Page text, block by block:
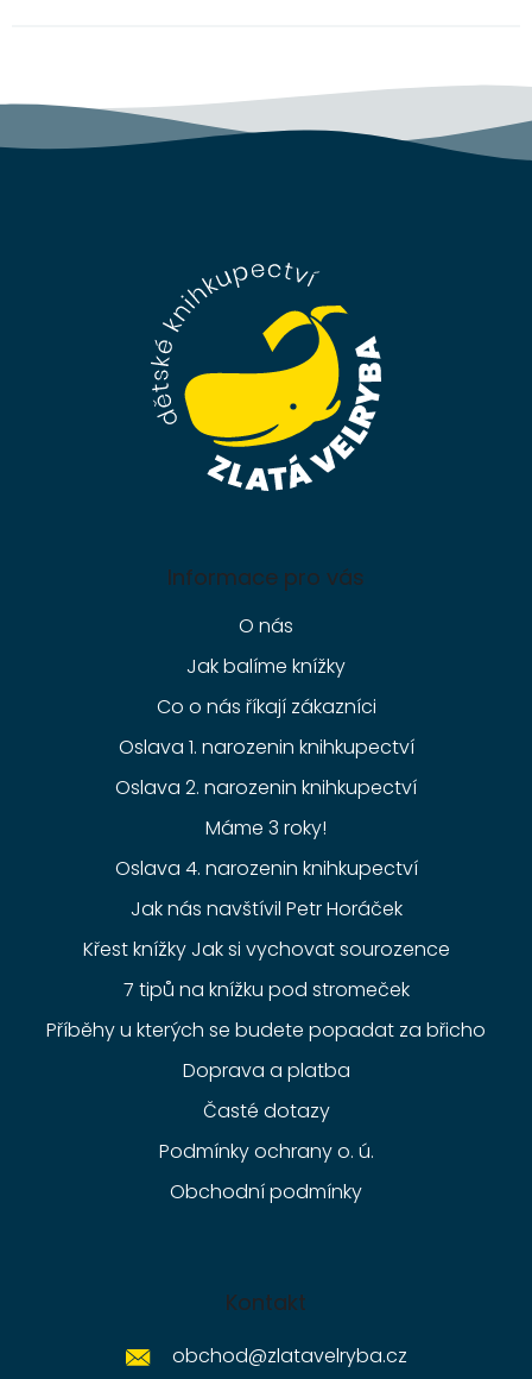
Informace pro vás
O nás
Jak balíme knížky
Co o nás říkají zákazníci
Oslava 1. narozenin knihkupectví
Oslava 2. narozenin knihkupectví
Máme 3 roky!
Oslava 4. narozenin knihkupectví
Jak nás navštívil Petr Horáček
Křest knížky Jak si vychovat sourozence
7 tipů na knížku pod stromeček
Příběhy u kterých se budete popadat za břicho
Doprava a platba
Časté dotazy
Podmínky ochrany o. ú.
Obchodní podmínky
Kontakt
obchod@zlatavelryba.cz